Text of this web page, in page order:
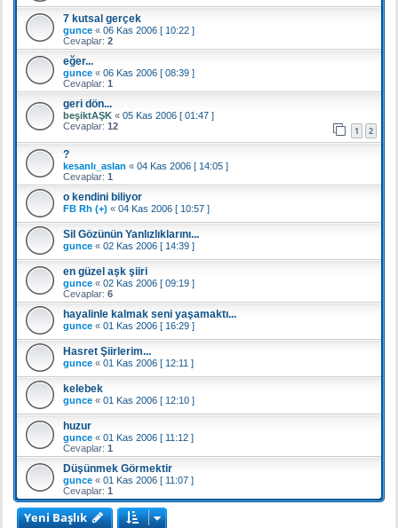
7 kutsal gerçek
gunce « 06 Kas 2006 [ 10:22 ]
Cevaplar: 2
eğer...
gunce « 06 Kas 2006 [ 08:39 ]
Cevaplar: 1
geri dön...
beşiktAŞK « 05 Kas 2006 [ 01:47 ]
Cevaplar: 12 1 2
?
kesanlı_aslan « 04 Kas 2006 [ 14:05 ]
Cevaplar: 1
o kendini biliyor
FB Rh (+) « 04 Kas 2006 [ 10:57 ]
Sil Gözünün Yanlızlıklarını...
gunce « 02 Kas 2006 [ 14:39 ]
en güzel aşk şiiri
gunce « 02 Kas 2006 [ 09:19 ]
Cevaplar: 6
hayalinle kalmak seni yaşamaktı...
gunce « 01 Kas 2006 [ 16:29 ]
Hasret Şiirlerim...
gunce « 01 Kas 2006 [ 12:11 ]
kelebek
gunce « 01 Kas 2006 [ 12:10 ]
huzur
gunce « 01 Kas 2006 [ 11:12 ]
Cevaplar: 1
Düşünmek Görmektir
gunce « 01 Kas 2006 [ 11:07 ]
Cevaplar: 1
Yeni Başlık